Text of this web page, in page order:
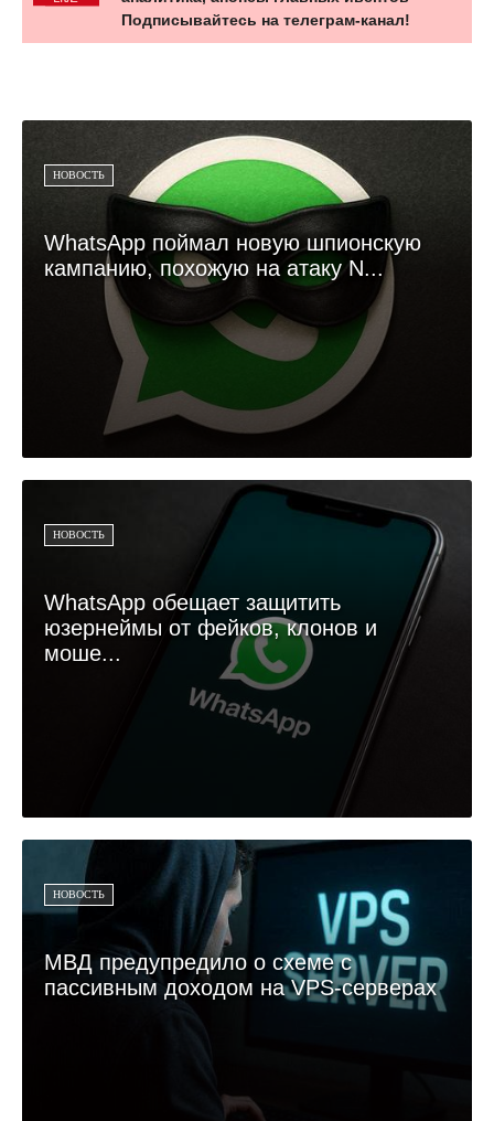
Подписывайтесь на телеграм-канал!
НОВОСТЬ
WhatsApp поймал новую шпионскую
кампанию, похожую на атаку N...
НОВОСТЬ
WhatsApp обещает защитить
юзернеймы от фейков, клонов и
моше...
НОВОСТЬ
МВД предупредило о схеме с
пассивным доходом на VPS-серверах